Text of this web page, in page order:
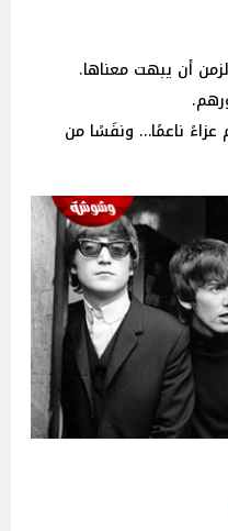
أن يبهت معناها.
عزاءً ناعمًا… ونفَسًا من